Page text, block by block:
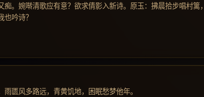
痴。婉啭清歌应有意？欲求倩影入新诗。原玉：拂晨拾步唱村篱
吟诗？
雨匮风多路远，青黄饥地，困眠愁梦他年。